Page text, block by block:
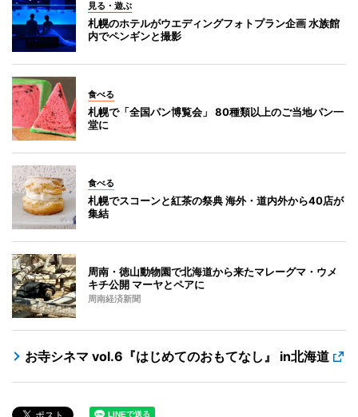
見る・遊ぶ
札幌のホテルがウエディングフォトプラン企画 水族館
内でペンギンと撮影
食べる
札幌で「全国パン博覧会」 80種類以上のご当地パン一
堂に
食べる
札幌でスコーンと紅茶の祭典 海外・道内外から40店が
集結
周南・徳山動物園で北海道から来たマレーグマ・ウメ
キチ公開 マーヤとペアに
周南経済新聞
お寺シネマ vol.6『はじめてのおもてなし』 in北海道